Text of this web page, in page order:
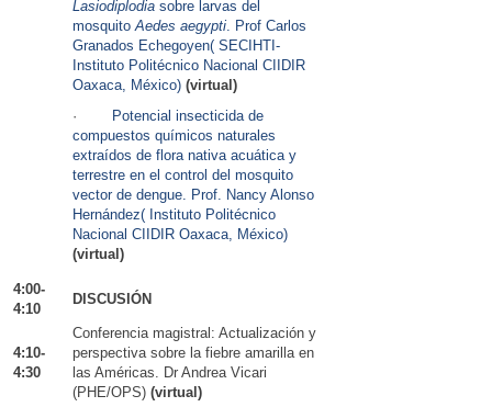
Lasiodiplodia sobre larvas del
mosquitoAedes aegypti. Prof Carlos
Granados Echegoyen( SECIHTI-
Instituto Politécnico Nacional CIIDIR
Oaxaca, México) (virtual)
·
Potencial insecticida de
compuestos químicos naturales
extraídos de flora nativa acuática y
terrestre en el control del mosquito
vector de dengue. Prof. Nancy Alonso
Hernández( Instituto Politécnico
Nacional CIIDIR Oaxaca, México)
(virtual)
4:00-
4:10
DISCUSIÓN
4:10-
4:30
Conferencia magistral: Actualización y
perspectiva sobre la fiebre amarilla en
las Américas. Dr Andrea Vicari
(PHE/OPS) (virtual)